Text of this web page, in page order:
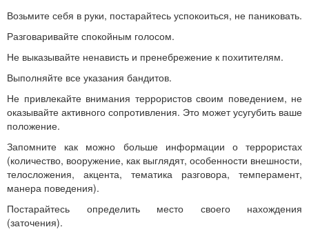
Возьмите себя в руки, постарайтесь успокоиться, не паниковать.
Разговаривайте спокойным голосом.
Не выказывайте ненависть и пренебрежение к похитителям.
Выполняйте все указания бандитов.
Не привлекайте внимания террористов своим поведением, не
оказывайте активного сопротивления. Это может усугубить ваше
положение.
Запомните как можно больше информации о террористах
(количество, вооружение, как выглядят, особенности внешности,
телосложения, акцента, тематика разговора, темперамент,
манера поведения).
Постарайтесь определить место своего нахождения
(заточения).